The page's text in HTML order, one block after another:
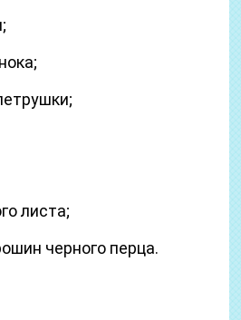
листа;
черного перца.